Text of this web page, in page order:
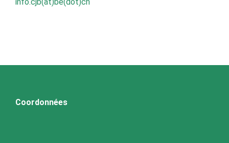
Coordonnées